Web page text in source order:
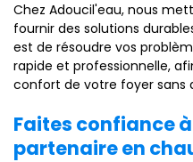
Chez Adoucil'eau, nous
fournir des solutions
est de résoudre vos
rapide et professionnelle,
confort de votre foyer sans
Faites confiance
partenaire en